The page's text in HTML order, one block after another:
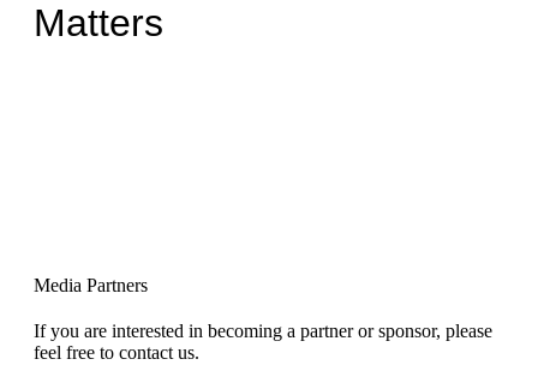
Matters
Media Partners
If you are interested in becoming a partner or sponsor, please
feel free to contact us.